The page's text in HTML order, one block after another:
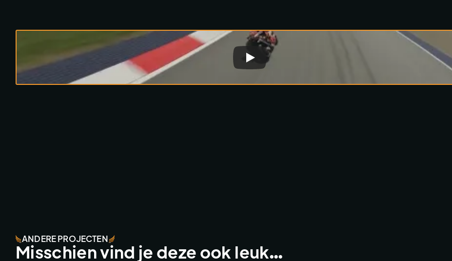
ANDERE PROJECTEN
Misschien vind je deze ook leuk…